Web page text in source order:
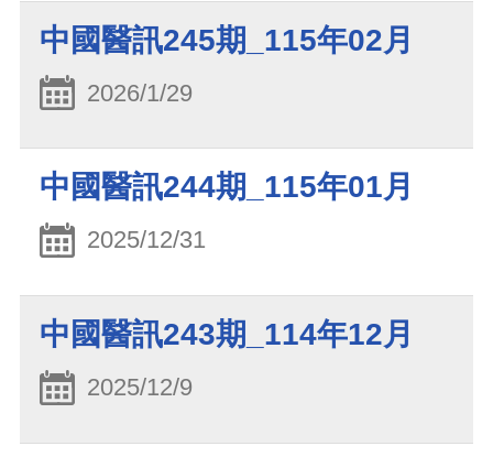
中國醫訊245期_115年02月
2026/1/29
中國醫訊244期_115年01月
2025/12/31
中國醫訊243期_114年12月
2025/12/9